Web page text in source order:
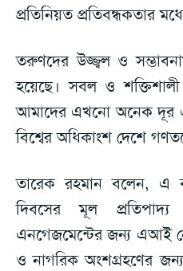
প্রতিনিয়ত প্রতিবন্ধকতার
তরুণদের উজ্জ্বল ও
হয়েছে। সবল ও
আমাদের এখনো অনেক দূর
বিশ্বের অধিকাংশ দেশে
তারেক রহমান বলেন, এ
দিবসের মূল প্রতিপাদ্য
এনগেজমেন্টের জন্য এআই
ও নাগরিক অংশগ্রহণের জন্য